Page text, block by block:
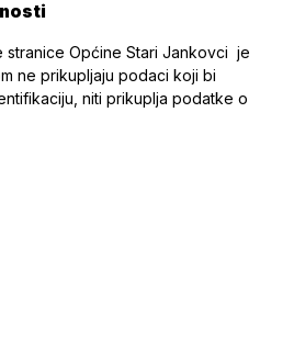
stranice Općine Stari Jankovci je
ne prikupljaju podaci koji bi
niti prikuplja podatke o